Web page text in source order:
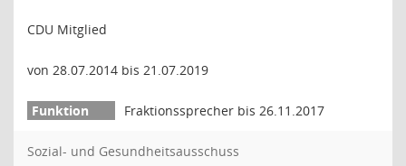
CDU Mitglied
von 28.07.2014 bis 21.07.2019
Fraktionssprecher bis 26.11.2017
Sozial- und Gesundheitsausschuss